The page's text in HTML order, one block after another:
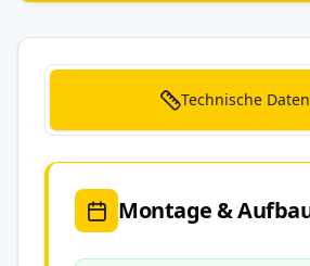
Technische Daten
Montage &